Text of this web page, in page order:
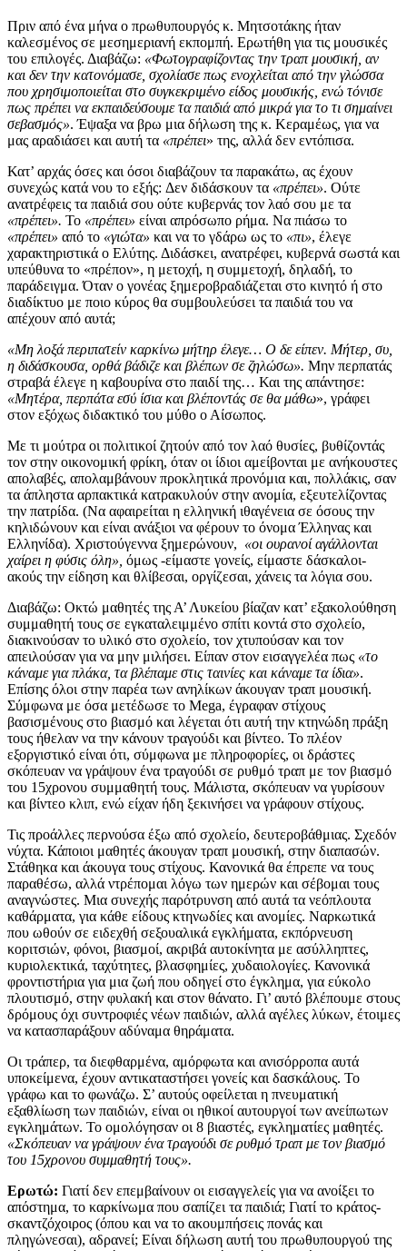
Πριν από ένα μήνα ο πρωθυπουργός κ. Μητσοτάκης ήταν
καλεσμένος σε μεσημεριανή εκπομπή. Ερωτήθη για τις μουσικές
του επιλογές. Διαβάζω: «Φωτογραφίζοντας την τραπ μουσική, αν
και δεν την κατονόμασε, σχολίασε πως ενοχλείται από την γλώσσα
που χρησιμοποιείται στο συγκεκριμένο είδος μουσικής, ενώ τόνισε
πως πρέπει να εκπαιδεύσουμε τα παιδιά από μικρά για το τι σημαίνει
σεβασμός». Έψαξα να βρω μια δήλωση της κ. Κεραμέως, για να
μας αραδιάσει και αυτή τα «πρέπει» της, αλλά δεν εντόπισα.
Κατ’ αρχάς όσες και όσοι διαβάζουν τα παρακάτω, ας έχουν
συνεχώς κατά νου το εξής: Δεν διδάσκουν τα «πρέπει». Ούτε
ανατρέφεις τα παιδιά σου ούτε κυβερνάς τον λαό σου με τα
«πρέπει». Το «πρέπει» είναι απρόσωπο ρήμα. Να πιάσω το
«πρέπει» από το «γιώτα» και να το γδάρω ως το «πι», έλεγε
χαρακτηριστικά ο Ελύτης. Διδάσκει, ανατρέφει, κυβερνά σωστά και
υπεύθυνα το «πρέπον», η μετοχή, η συμμετοχή, δηλαδή, το
παράδειγμα. Όταν ο γονέας ξημεροβραδιάζεται στο κινητό ή στο
διαδίκτυο με ποιο κύρος θα συμβουλεύσει τα παιδιά του να
απέχουν από αυτά;
«Μη λοξά περιπατείν καρκίνω μήτηρ έλεγε… Ο δε είπεν. Μήτερ, συ,
η διδάσκουσα, ορθά βάδιζε και βλέπων σε ζηλώσω». Μην περπατάς
στραβά έλεγε η καβουρίνα στο παιδί της… Και της απάντησε:
«Μητέρα, περπάτα εσύ ίσια και βλέποντάς σε θα μάθω», γράφει
στον εξόχως διδακτικό του μύθο ο Αίσωπος.
Με τι μούτρα οι πολιτικοί ζητούν από τον λαό θυσίες, βυθίζοντάς
τον στην οικονομική φρίκη, όταν οι ίδιοι αμείβονται με ανήκουστες
απολαβές, απολαμβάνουν προκλητικά προνόμια και, πολλάκις, σαν
τα άπληστα αρπακτικά κατρακυλούν στην ανομία, εξευτελίζοντας
την πατρίδα. (Να αφαιρείται η ελληνική ιθαγένεια σε όσους την
κηλιδώνουν και είναι ανάξιοι να φέρουν το όνομα Έλληνας και
Ελληνίδα). Χριστούγεννα ξημερώνουν, «οι ουρανοί αγάλλονται
χαίρει η φύσις όλη», όμως -είμαστε γονείς, είμαστε δάσκαλοι-
ακούς την είδηση και θλίβεσαι, οργίζεσαι, χάνεις τα λόγια σου.
Διαβάζω: Οκτώ μαθητές της Α’ Λυκείου βίαζαν κατ’ εξακολούθηση
συμμαθητή τους σε εγκαταλειμμένο σπίτι κοντά στο σχολείο,
διακινούσαν το υλικό στο σχολείο, τον χτυπούσαν και τον
απειλούσαν για να μην μιλήσει. Είπαν στον εισαγγελέα πως «το
κάναμε για πλάκα, τα βλέπαμε στις ταινίες και κάναμε τα ίδια».
Επίσης όλοι στην παρέα των ανηλίκων άκουγαν τραπ μουσική.
Σύμφωνα με όσα μετέδωσε το Mega, έγραφαν στίχους
βασισμένους στο βιασμό και λέγεται ότι αυτή την κτηνώδη πράξη
τους ήθελαν να την κάνουν τραγούδι και βίντεο. Το πλέον
εξοργιστικό είναι ότι, σύμφωνα με πληροφορίες, οι δράστες
σκόπευαν να γράψουν ένα τραγούδι σε ρυθμό τραπ με τον βιασμό
του 15χρονου συμμαθητή τους. Μάλιστα, σκόπευαν να γυρίσουν
και βίντεο κλιπ, ενώ είχαν ήδη ξεκινήσει να γράφουν στίχους.
Τις προάλλες περνούσα έξω από σχολείο, δευτεροβάθμιας. Σχεδόν
νύχτα. Κάποιοι μαθητές άκουγαν τραπ μουσική, στην διαπασών.
Στάθηκα και άκουγα τους στίχους. Κανονικά θα έπρεπε να τους
παραθέσω, αλλά ντρέπομαι λόγω των ημερών και σέβομαι τους
αναγνώστες. Μια συνεχής παρότρυνση από αυτά τα νεόπλουτα
καθάρματα, για κάθε είδους κτηνωδίες και ανομίες. Ναρκωτικά
που ωθούν σε ειδεχθή σεξουαλικά εγκλήματα, εκπόρνευση
κοριτσιών, φόνοι, βιασμοί, ακριβά αυτοκίνητα με ασύλληπτες,
κυριολεκτικά, ταχύτητες, βλασφημίες, χυδαιολογίες. Κανονικά
φροντιστήρια για μια ζωή που οδηγεί στο έγκλημα, για εύκολο
πλουτισμό, στην φυλακή και στον θάνατο. Γι’ αυτό βλέπουμε στους
δρόμους όχι συντροφιές νέων παιδιών, αλλά αγέλες λύκων, έτοιμες
να κατασπαράξουν αδύναμα θηράματα.
Οι τράπερ, τα διεφθαρμένα, αμόρφωτα και ανισόρροπα αυτά
υποκείμενα, έχουν αντικαταστήσει γονείς και δασκάλους. Το
γράφω και το φωνάζω. Σ’ αυτούς οφείλεται η πνευματική
εξαθλίωση των παιδιών, είναι οι ηθικοί αυτουργοί των ανείπωτων
εγκλημάτων. Το ομολόγησαν οι 8 βιαστές, εγκληματίες μαθητές.
«Σκόπευαν να γράψουν ένα τραγούδι σε ρυθμό τραπ με τον βιασμό
του 15χρονου συμμαθητή τους».
Ερωτώ: Γιατί δεν επεμβαίνουν οι εισαγγελείς για να ανοίξει το
απόστημα, το καρκίνωμα που σαπίζει τα παιδιά; Γιατί το κράτος-
σκαντζόχοιρος (όπου και να το ακουμπήσεις πονάς και
πληγώνεσαι), αδρανεί; Είναι δήλωση αυτή του πρωθυπουργού της